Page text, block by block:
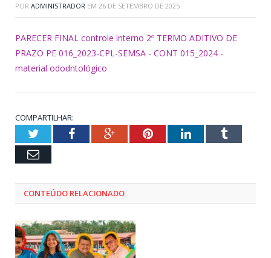
POR ADMINISTRADOR EM 26 DE SETEMBRO DE 2025
PARECER FINAL controle interno 2º TERMO ADITIVO DE
PRAZO PE 016_2023-CPL-SEMSA - CONT 015_2024 -
material ododntológico
COMPARTILHAR:
TwitterFacebookGoogle+PinterestLinkedInTumblr
Email
CONTEÚDO RELACIONADO